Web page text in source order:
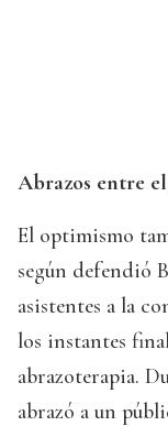
Abrazos entre
El optimismo
según defendió
asistentes a la
los instantes
abrazoterapia.
abrazó a un